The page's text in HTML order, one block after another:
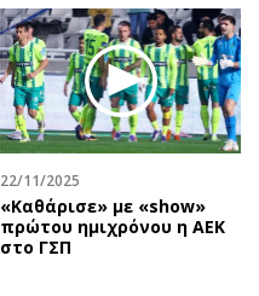
22/11/2025
«Καθάρισε» με «show»
πρώτου ημιχρόνου η ΑΕΚ
στο ΓΣΠ